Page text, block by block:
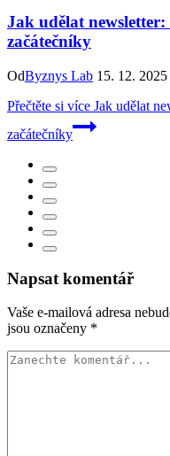
Jak udělat
začátečníky
OdByznys Lab 15. 12. 2025
Přečtěte si více Jak udělat
začátečníky
Napsat komentář
Vaše e-mailová adresa
jsou označeny *